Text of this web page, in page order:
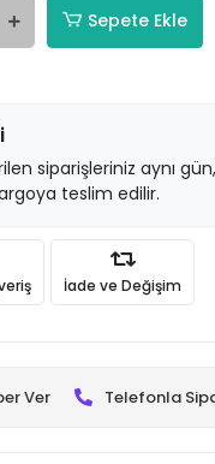
Sepete Ekle
siparişleriniz aynı
teslim edilir.
İade ve Değişim
Ver Telefonla